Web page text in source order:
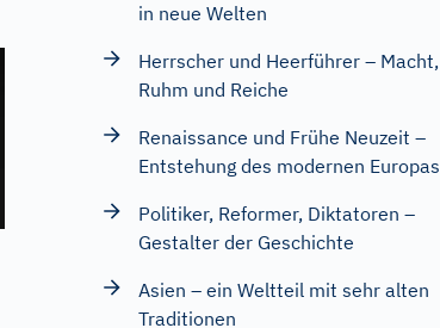
in neue Welten
Herrscher und Heerführer – Macht,
Ruhm und Reiche
Renaissance und Frühe Neuzeit –
Entstehung des modernen Europas
Politiker, Reformer, Diktatoren –
Gestalter der Geschichte
Asien – ein Weltteil mit sehr alten
Traditionen